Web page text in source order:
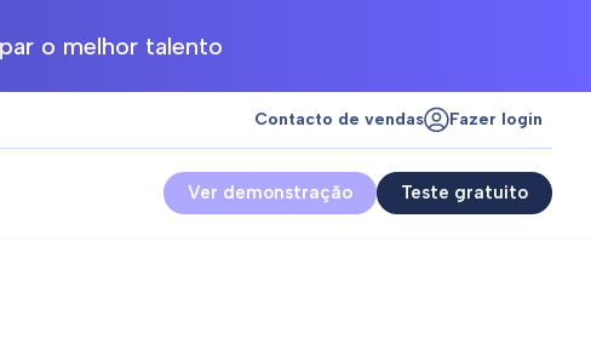
o melhor talento
Contacto de vendas Fazer login
Teste gratuito
Ver demonstração